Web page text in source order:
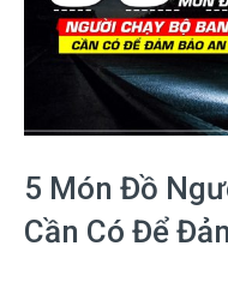
5 Món Đồ
Cần Có Để